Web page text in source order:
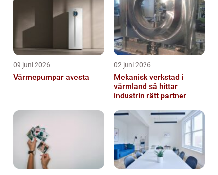
09 juni 2026
Värmepumpar avesta
02 juni 2026
Mekanisk verkstad i
värmland så hittar
industrin rätt partner